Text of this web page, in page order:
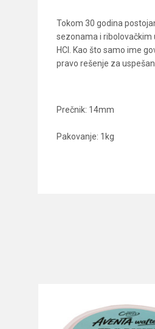
Tokom 30 godina
sezonama i ribolovačkim
HCl. Kao što samo ime
pravo rešenje za uspešan
Prečnik: 14mm
Pakovanje: 1kg